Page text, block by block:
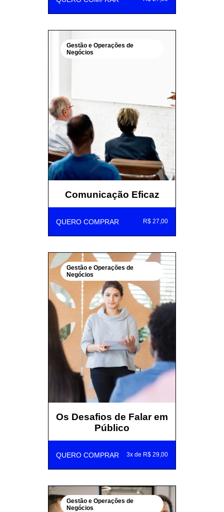
Gestão e Operações de
Negócios
Comunicação Eficaz
QUERO COMPRAR R$ 27,00
Gestão e Operações de
Negócios
Os Desafios de Falar em
Público
QUERO COMPRAR 3x de R$ 29,00
Gestão e Operações de
Negócios